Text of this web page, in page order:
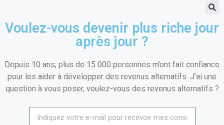
Voulez-vous devenir plus riche jour
après jour ?
Depuis 10 ans, plus de 15 000 personnes m’ont fait confiance
pour les aider à développer des revenus alternatifs. J’ai une
question à vous poser, voulez-vous des revenus alternatifs ?